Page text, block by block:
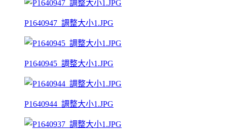
P1640947_調整大小1.JPG
P1640945_調整大小1.JPG
P1640944_調整大小1.JPG